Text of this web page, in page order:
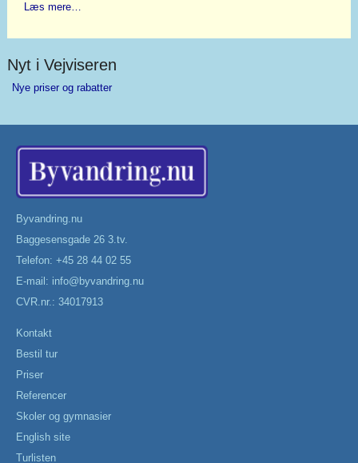
Læs mere…
Nyt i Vejviseren
Nye priser og rabatter
Byvandring.nu
Baggesensgade 26 3.tv.
Telefon: +45 28 44 02 55
E-mail: info@byvandring.nu
CVR.nr.: 34017913
Kontakt
Bestil tur
Priser
Referencer
Skoler og gymnasier
English site
Turlisten